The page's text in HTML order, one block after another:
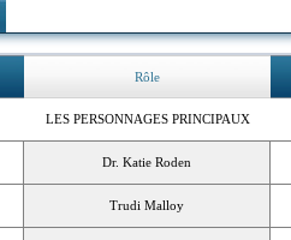
Rôle
LES PERSONNAGES PRINCIPAUX
Dr. Katie Roden
Trudi Malloy